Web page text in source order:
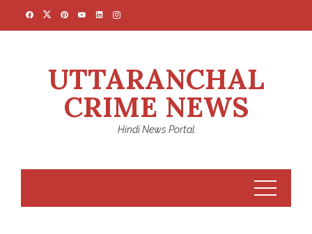
UTTARANCHAL
CRIME NEWS
Hindi News Portal